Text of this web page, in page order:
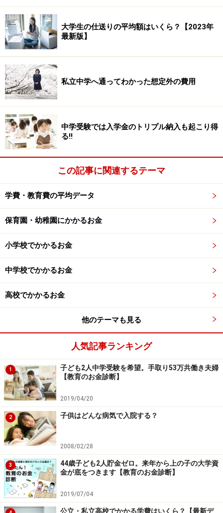
資産現預金／4万円
◆年間の教育費総額／約180万円
相談者コメント「下の子は塾に通う予定。月2万円くら
いです」
◆教育費の貯蓄方法／
子ども口座に月5000円ずつ振込。
下の子は学資保険200万円・月1万円18歳4月まで
相談者コメント「年間30万円支払っている個人年金を学
費に充てるため解約するか、最低月3000円の掛け金でも
A. キャッシュフロー表から今後6年間の家
計を対策していきます
みましたが、今後6年間は教育費が家計に重くのしかか
り、12年ほどは残高がマイナスになってしまいます。あ
まり良い状況とはいえず、貯蓄が底をつき赤字が続く
と、消費者金融に手を出したり、「楽して稼げる！」と
いうような詐欺にひっかかったり、精神的にも追い詰め
られ体を壊すこともあります。
ななさん6年間のキャッシュフロー
ななさん現状の詳細キャッシュフロー表
しかし、ななさんの場合、ご夫婦共に年齢が若く、住宅
大学生の仕送りの平均額はいくら？【2023年
最新版】
私立中学へ通ってわかった想定外の費用
中学受験では入学金のトリプル納入も起こり得
る!!
この記事に関連するテーマ
学費・教育費の平均データ
保育園・幼稚園にかかるお金
小学校でかかるお金
中学校でかかるお金
高校でかかるお金
他のテーマも見る
人気記事ランキング
1
子ども2人中学受験を希望。手取り53万共働き夫婦
【教育のお金診断】
2019/04/20
2 子供はどんな病気で入院する？
2008/02/28
3
44歳子ども2人貯金ゼロ。来年から上の子の大学資
金が底をつきます【教育のお金診断】
2019/07/04
公立・私立高校でかかる学費はいくら？【最新デ